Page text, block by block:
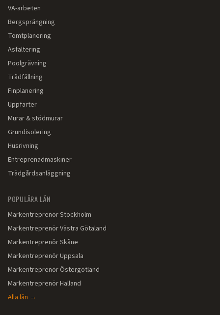
VA-arbeten
Bergsprängning
Tomtplanering
Asfaltering
Poolgrävning
Trädfällning
Finplanering
Uppfarter
Murar & stödmurar
Grundisolering
Husrivning
Entreprenadmaskiner
Trädgårdsanläggning
POPULÄRA LÄN
MarkentreprenörStockholm
MarkentreprenörVästra Götaland
MarkentreprenörSkåne
MarkentreprenörUppsala
MarkentreprenörÖstergötland
MarkentreprenörHalland
Alla län →